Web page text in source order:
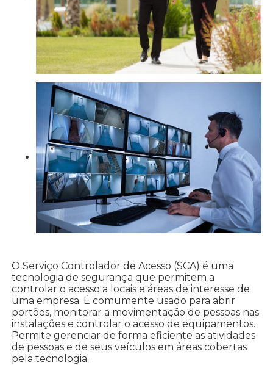
O Serviço Controlador de Acesso (SCA) é uma
tecnologia de segurança que permitem a
controlar o acesso a locais e áreas de interesse de
uma empresa. É comumente usado para abrir
portões, monitorar a movimentação de pessoas nas
instalações e controlar o acesso de equipamentos.
Permite gerenciar de forma eficiente as atividades
de pessoas e de seus veículos em áreas cobertas
pela tecnologia.